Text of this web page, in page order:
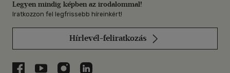
Legyen mindig képben az irodalommal!
Iratkozzon fel legfrissebb híreinkért!
Hírlevél-feliratkozás
Libri a Facebookon
Libri a Youtube-on
Libri az Instagramon
Libri a LinkedInen